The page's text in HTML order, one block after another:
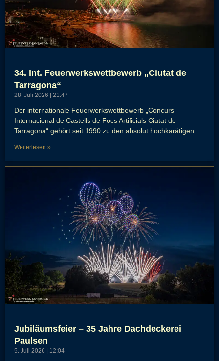
34. Int. Feuerwerkswettbewerb „Ciutat de
Tarragona“
28. Juli 2026 21:47
Der internationale Feuerwerkswettbewerb „Concurs
Internacional de Castells de Focs Artificials Ciutat de
Tarragona“ gehört seit 1990 zu den absolut hochkarätigen
Weiterlesen »
Jubiläumsfeier – 35 Jahre Dachdeckerei
Paulsen
5. Juli 2026 12:04